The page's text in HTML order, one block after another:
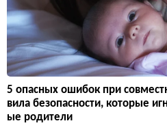
5 опасных ошибок при
вила безопасности, которые
ые родители